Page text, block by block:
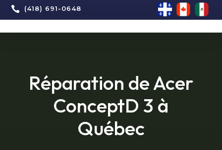
 (418) 691-0648
Réparation de Acer
ConceptD 3 à
Québec